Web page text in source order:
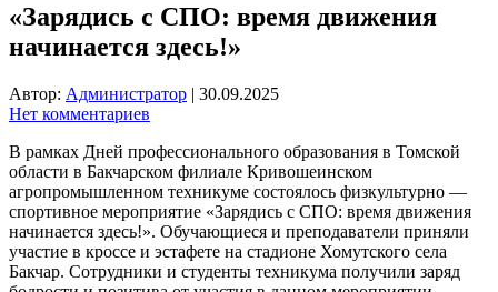
«Зарядись с СПО: время движения
начинается здесь!»
Автор: Администратор | 30.09.2025
Нет комментариев
В рамках Дней профессионального образования в Томской
области в Бакчарском филиале Кривошеинском
агропромышленном техникуме состоялось физкультурно —
спортивное мероприятие «Зарядись с СПО: время движения
начинается здесь!». Обучающиеся и преподаватели приняли
участие в кроссе и эстафете на стадионе Хомутского села
Бакчар. Сотрудники и студенты техникума получили заряд